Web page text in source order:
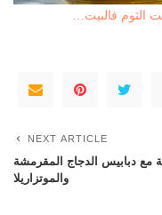
الثوم فالبيت…
NEXT ARTICLE
مع دبابيس الدجاج المقرمشة
والموتزاريلا